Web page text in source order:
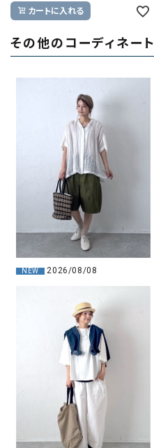
カートに入れる
その他のコーディネート
NEW 2026/08/08